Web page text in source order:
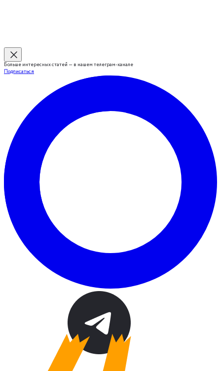
Больше интересных статей — в нашем телеграм-канале
Подписаться